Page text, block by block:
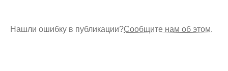
Нашли ошибку в публикации?Сообщите нам об этом.